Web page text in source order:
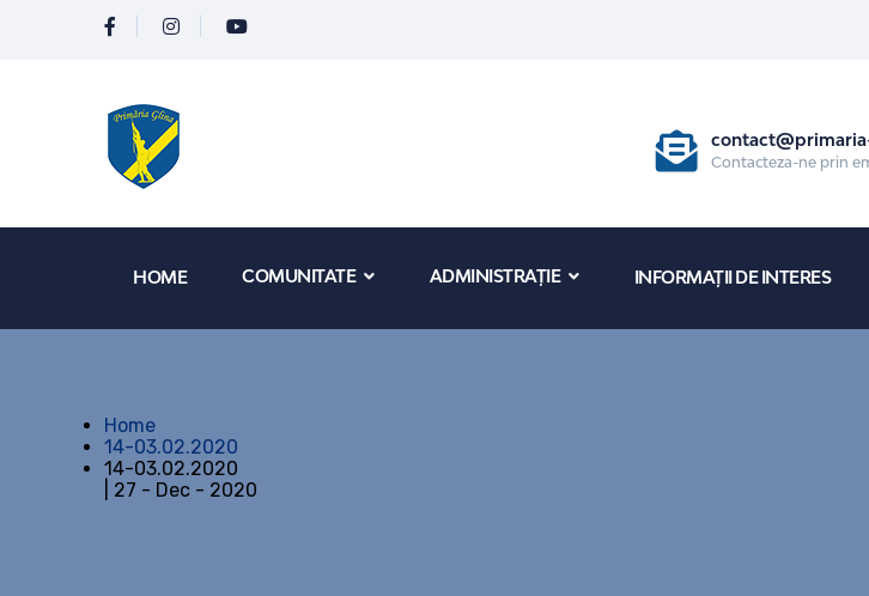
Contacteza-ne prin
HOME COMUNITATE ADMINISTRAȚIE INFORMAȚII DE INTERES
Home
14-03.02.2020
14-03.02.2020
| 27 - Dec - 2020